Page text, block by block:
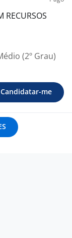
RECURSOS
(2º Grau)
Candidatar-me